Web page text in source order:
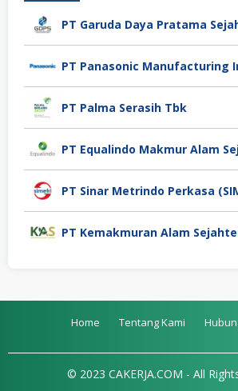
PT Garuda Daya Pratama
PT Panasonic Manufacturing
PT Palma Serasih Tbk
PT Sinar Metrindo Perkasa
PT Kemakmuran Alam
Home Tentang Kami
© 2023 CAKERJA.COM - All